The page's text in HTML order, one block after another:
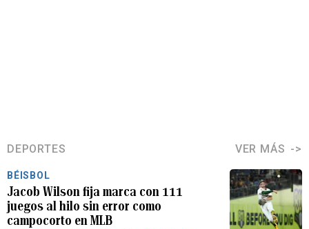
DEPORTES VER MÁS
BÉISBOL
Jacob Wilson fija marca con 111
juegos al hilo sin error como
campocorto en MLB